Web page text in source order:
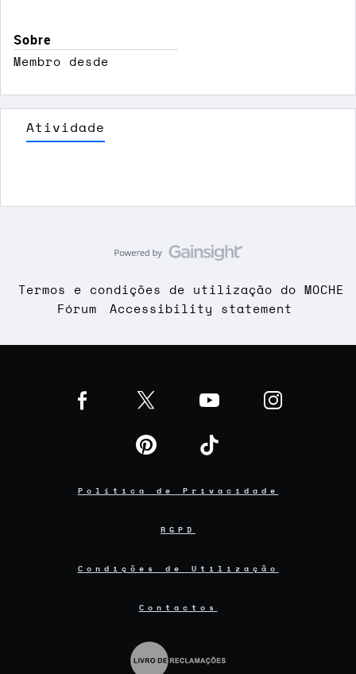
Sobre
Membro desde
Atividade
Termos e condições de utilização do MOCHE
Fórum
Accessibility statement
Política de Privacidade
RGPD
Condições de Utilização
Contactos